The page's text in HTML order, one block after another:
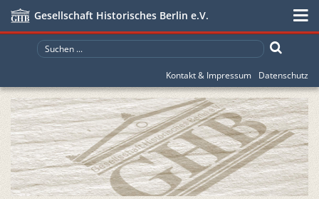
Gesellschaft Historisches Berlin e.V.
Kontakt & Impressum Datenschutz